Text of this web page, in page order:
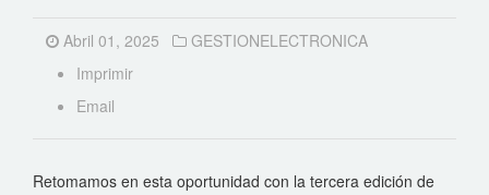
Abril 01, 2025
GESTIONELECTRONICA
Imprimir
Email
Retomamos en esta oportunidad con la tercera edición de